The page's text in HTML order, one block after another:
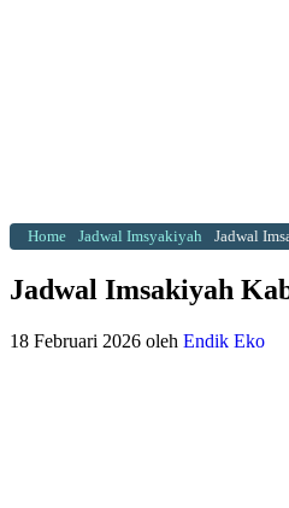
Home Jadwal Imsyakiyah Jadwal
Jadwal Imsakiyah
18 Februari 2026 oleh Endik Eko